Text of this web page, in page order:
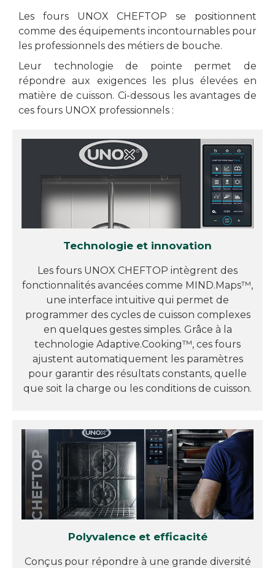
Les fours UNOX CHEFTOP se positionnent
comme des équipements incontournables pour
les professionnels des métiers de bouche.
Leur technologie de pointe permet de
répondre aux exigences les plus élevées en
matière de cuisson. Ci-dessous les avantages de
ces fours UNOX professionnels :
Technologie et innovation
Les fours UNOX CHEFTOP intègrent des
fonctionnalités avancées comme MIND.Maps™,
une interface intuitive qui permet de
programmer des cycles de cuisson complexes
en quelques gestes simples. Grâce à la
technologie Adaptive.Cooking™, ces fours
ajustent automatiquement les paramètres
pour garantir des résultats constants, quelle
que soit la charge ou les conditions de cuisson.
Polyvalence et efficacité
Conçus pour répondre à une grande diversité